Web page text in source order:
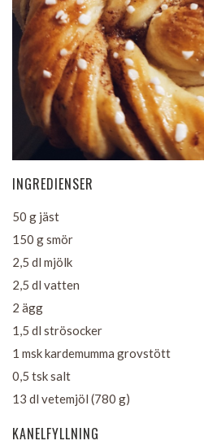
INGREDIENSER
50 g jäst
150 g smör
2,5 dl mjölk
2,5 dl vatten
2 ägg
1,5 dl strösocker
1 msk kardemumma grovstött
0,5 tsk salt
13 dl vetemjöl (780 g)
KANELFYLLNING